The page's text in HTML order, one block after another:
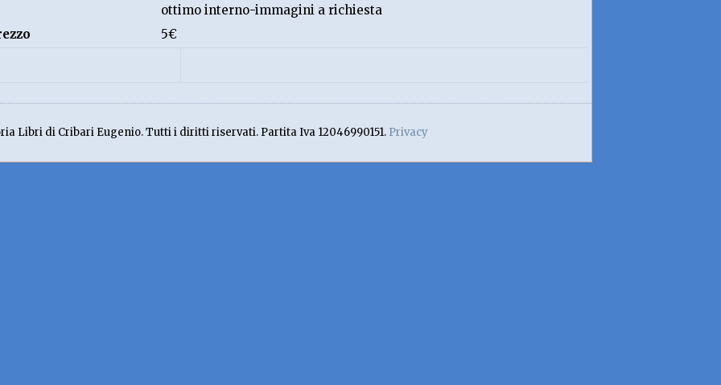
ottimo interno-immagini a richiesta
5€
Libri di Cribari Eugenio. Tutti i diritti riservati. Partita Iva 12046990151. Privacy